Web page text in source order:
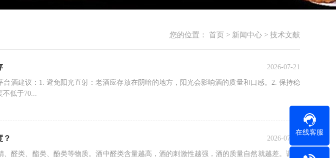
您的位置： 首页 > 新闻中心 > 技术文献
2026-07-21
酒建议：1. 避免阳光直射：老酒应存放在阴暗的地方，阳光会影响酒的质量和口感。2. 保持稳
不低于70...
2026-07-21
？
醛类、酯类、酚类等物质。酒中醛类含量越高，酒的刺激性越强，酒的质量自然就越差。调整
在线客服